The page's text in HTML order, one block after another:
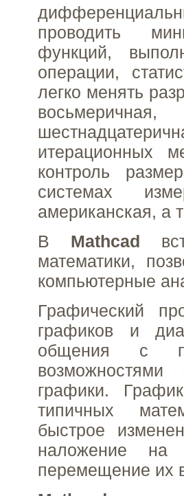
проводить
функций,
операции,
легко менять
итерационных
контроль
системах
американская, а
В Mathcad
математики,
компьютерные
Графический
графиков и
общения с
графики.
типичных
быстрое
наложение на
перемещение их